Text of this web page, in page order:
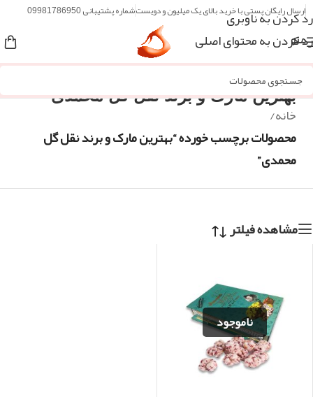
رد کردن به ناوبری
رد کردن به محتوای اصلی
ارسال رایگان پستی با خرید بالای یک میلیون و دویستشماره پشتیبانی 09981786950
منو
بهترین مارک و برند نقل گل محمدی
خانه/
محصولات برچسب خورده “بهترین مارک و برند نقل گل
محمدی”
مشاهده فیلتر